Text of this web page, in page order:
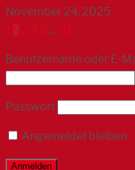
November 24, 2025
1 2 3 4 5 … 41
Benutzername oder E-
Passwort
Angemeldet bleiben